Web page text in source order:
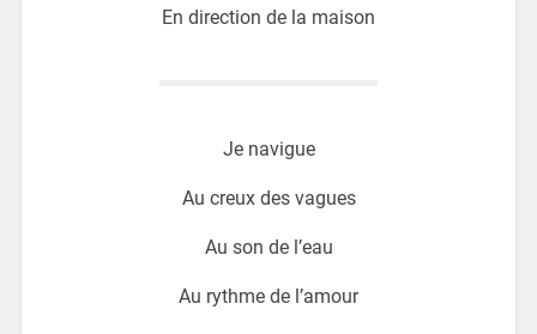
En direction de la maison
Je navigue
Au creux des vagues
Au son de l’eau
Au rythme de l’amour